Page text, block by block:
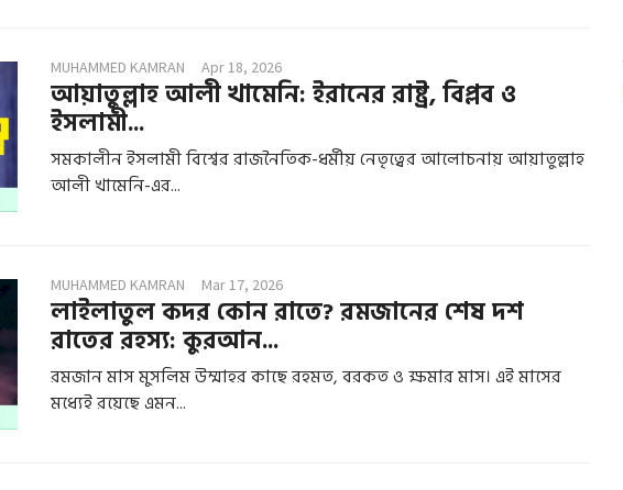
MUHAMMED KAMRAN Apr 18, 2026
আয়াতুল্লাহ আলী খামেনি: ইরানের রাষ্ট্র, বিপ্লব ও
ইসলামী...
সমকালীন ইসলামী বিশ্বের রাজনৈতিক-ধর্মীয় নেতৃত্বের আলোচনায় আয়াতুল্লাহ
আলী খামেনি-এর...
MUHAMMED KAMRAN Mar 17, 2026
লাইলাতুল কদর কোন রাতে? রমজানের শেষ দশ
রাতের রহস্য: কুরআন...
রমজান মাস মুসলিম উম্মাহর কাছে রহমত, বরকত ও ক্ষমার মাস। এই মাসের
মধ্যেই রয়েছে এমন...